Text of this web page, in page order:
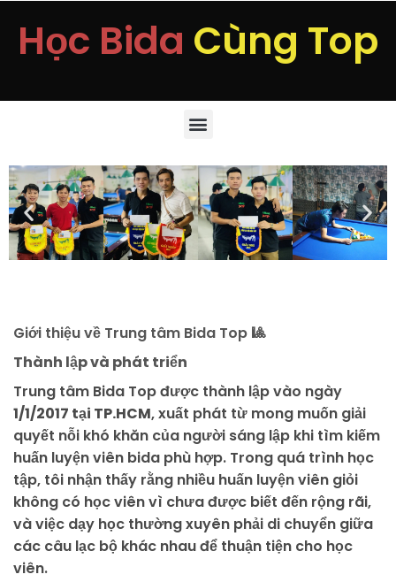
Học Bida Cùng Top
Giới thiệu về Trung tâm Bida Top 🎱
Thành lập và phát triển
Trung tâm Bida Top được thành lập vào ngày
1/1/2017 tại TP.HCM, xuất phát từ mong muốn giải
quyết nỗi khó khăn của người sáng lập khi tìm kiếm
huấn luyện viên bida phù hợp. Trong quá trình học
tập, tôi nhận thấy rằng nhiều huấn luyện viên giỏi
không có học viên vì chưa được biết đến rộng rãi,
và việc dạy học thường xuyên phải di chuyển giữa
các câu lạc bộ khác nhau để thuận tiện cho học
viên.